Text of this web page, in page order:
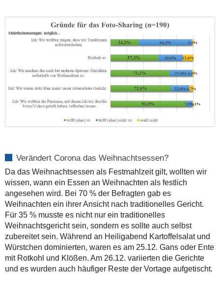
Verändert Corona das Weihnachtsessen?
Da das Weihnachtsessen als Festmahlzeit gilt, wollten wir
wissen, wann ein Essen an Weihnachten als festlich
angesehen wird. Bei 70 % der Befragten gab es
Weihnachten ein ihrer Ansicht nach traditionelles Gericht.
Für 35 % musste es nicht nur ein traditionelles
Weihnachtsgericht sein, sondern es sollte auch selbst
zubereitet sein. Während an Heiligabend Kartoffelsalat und
Würstchen dominierten, waren es am 25.12. Gans oder Ente
mit Rotkohl und Klößen. Am 26.12. variierten die Gerichte
und es wurden auch häufiger Reste der Vortage aufgetischt.